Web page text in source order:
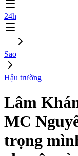
24h
Sao
Hậu trường
Lâm
MC
trọng